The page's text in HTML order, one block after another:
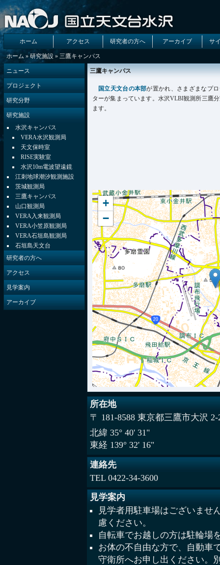
ホーム アクセス 研究者の方へ アーカイブ サ
ホーム » 研究施設 » 三鷹キャンパス
ニュース
プロジェクト
研究分野
研究施設
水沢キャンパス
VERA水沢観測局
天文保時室
RISE実験室
水沢10m電波望遠鏡
江刺地球潮汐観測施設
茨城観測局
三鷹キャンパス
山口観測局
VERA入来観測局
VERA小笠原観測局
VERA石垣島観測局
石垣島天文台
研究者の方へ
アクセス
見学案内
アーカイブ
三鷹キャンパス
国立天文台の本部が置かれ、さまざまなプ
ターが集まっています。水沢VLBI観測所三鷹
ます。
+
−
所在地
〒 181-8588 東京都三鷹市大沢 2-
北緯 35° 40' 31"
東経 139° 32' 16"
連絡先
TEL 0422-34-3600
見学案内
見学者用駐車場はございませ
慮ください。
自転車でお越しの方は駐輪場
お体の不自由な方で、自動車
守衛所へお申し出ください。